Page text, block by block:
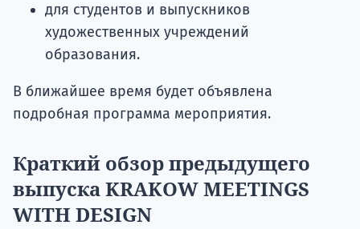
для студентов и выпускников
художественных учреждений
образования.
В ближайшее время будет объявлена
подробная программа мероприятия.
Краткий обзор предыдущего
выпуска KRAKOW MEETINGS
WITH DESIGN